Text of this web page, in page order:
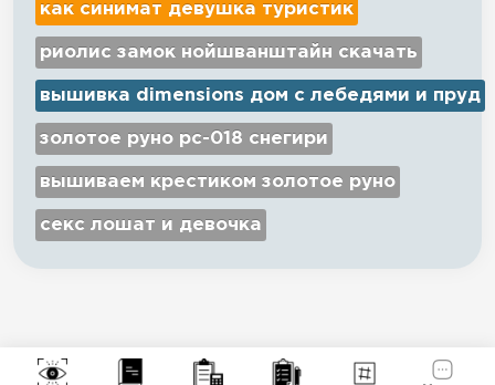
как синимат девушка туристик
риолис замок нойшванштайн скачать
вышивка dimensions дом с лебедями и пруд
золотое руно рс-018 снегири
вышиваем крестиком золотое руно
секс лошат и девочка